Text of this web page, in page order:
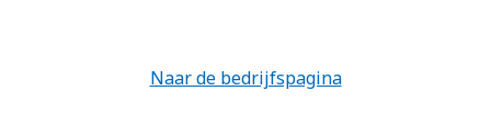
Naar de bedrijfspagina